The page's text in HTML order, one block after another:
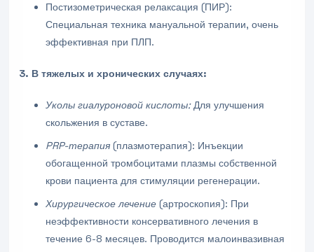
Постизометрическая релаксация (ПИР):
Специальная техника мануальной терапии, очень
эффективная при ПЛП.
3. В тяжелых и хронических случаях:
Уколы гиалуроновой кислоты:Для улучшения
скольжения в суставе.
PRP-терапия (плазмотерапия): Инъекции
обогащенной тромбоцитами плазмы собственной
крови пациента для стимуляции регенерации.
Хирургическое лечение (артроскопия): При
неэффективности консервативного лечения в
течение 6-8 месяцев. Проводится малоинвазивная